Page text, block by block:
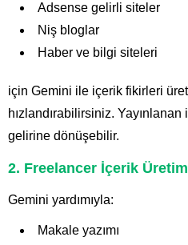
Adsense gelirli siteler
Niş bloglar
Haber ve bilgi siteleri
için Gemini ile içerik fikirleri
hızlandırabilirsiniz.
gelirine dönüşebilir.
2. Freelancer İçerik
Gemini yardımıyla:
Makale yazımı